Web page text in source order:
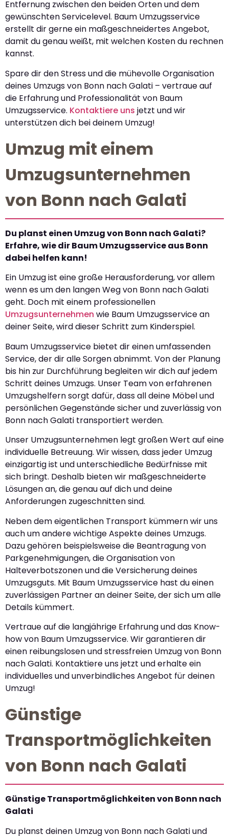
Entfernung zwischen den beiden Orten und dem
gewünschten Servicelevel. Baum Umzugsservice
erstellt dir gerne ein maßgeschneidertes Angebot,
damit du genau weißt, mit welchen Kosten du rechnen
kannst.
Spare dir den Stress und die mühevolle Organisation
deines Umzugs von Bonn nach Galati – vertraue auf
die Erfahrung und Professionalität von Baum
Umzugsservice. Kontaktiere uns jetzt und wir
unterstützen dich bei deinem Umzug!
Umzug mit einem
Umzugsunternehmen
von Bonn nach Galati
Du planst einen Umzug von Bonn nach Galati?
Erfahre, wie dir Baum Umzugsservice aus Bonn
dabei helfen kann!
Ein Umzug ist eine große Herausforderung, vor allem
wenn es um den langen Weg von Bonn nach Galati
geht. Doch mit einem professionellen
Umzugsunternehmen wie Baum Umzugsservice an
deiner Seite, wird dieser Schritt zum Kinderspiel.
Baum Umzugsservice bietet dir einen umfassenden
Service, der dir alle Sorgen abnimmt. Von der Planung
bis hin zur Durchführung begleiten wir dich auf jedem
Schritt deines Umzugs. Unser Team von erfahrenen
Umzugshelfern sorgt dafür, dass all deine Möbel und
persönlichen Gegenstände sicher und zuverlässig von
Bonn nach Galati transportiert werden.
Unser Umzugsunternehmen legt großen Wert auf eine
individuelle Betreuung. Wir wissen, dass jeder Umzug
einzigartig ist und unterschiedliche Bedürfnisse mit
sich bringt. Deshalb bieten wir maßgeschneiderte
Lösungen an, die genau auf dich und deine
Anforderungen zugeschnitten sind.
Neben dem eigentlichen Transport kümmern wir uns
auch um andere wichtige Aspekte deines Umzugs.
Dazu gehören beispielsweise die Beantragung von
Parkgenehmigungen, die Organisation von
Halteverbotszonen und die Versicherung deines
Umzugsguts. Mit Baum Umzugsservice hast du einen
zuverlässigen Partner an deiner Seite, der sich um alle
Details kümmert.
Vertraue auf die langjährige Erfahrung und das Know-
how von Baum Umzugsservice. Wir garantieren dir
einen reibungslosen und stressfreien Umzug von Bonn
nach Galati. Kontaktiere uns jetzt und erhalte ein
individuelles und unverbindliches Angebot für deinen
Umzug!
Günstige
Transportmöglichkeiten
von Bonn nach Galati
Günstige Transportmöglichkeiten von Bonn nach
Galati
Du planst deinen Umzug von Bonn nach Galati und